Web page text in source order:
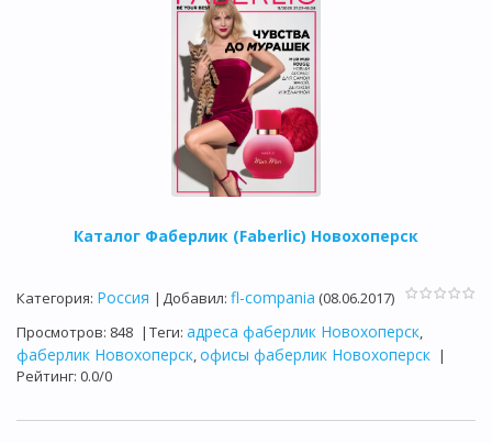
Каталог Фаберлик (Faberlic) Новохоперск
Категория: Россия | Добавил: fl-compania (08.06.2017)
Просмотров: 848 | Теги: адреса фаберлик Новохоперск,
фаберлик Новохоперск,офисы фаберлик Новохоперск |
Рейтинг: 0.0/0